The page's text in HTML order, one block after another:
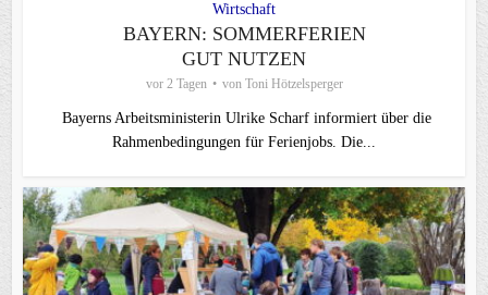
Wirtschaft
BAYERN: SOMMERFERIEN
GUT NUTZEN
vor 2 Tagen von Toni Hötzelsperger
Bayerns Arbeitsministerin Ulrike Scharf informiert über die
Rahmenbedingungen für Ferienjobs. Die...